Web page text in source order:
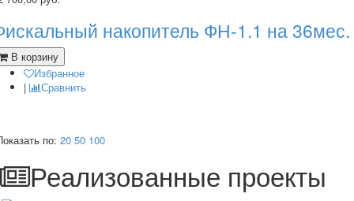
накопитель ФН-1.1 на 36мес.
В корзину
Избранное
|
Сравнить
по: 20 50 100
Реализованные проекты